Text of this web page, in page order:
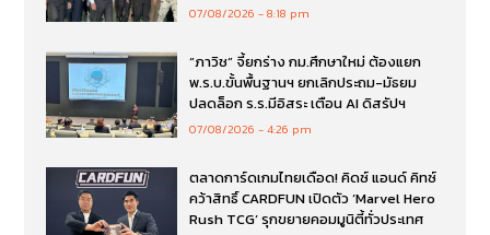
07/08/2026 8:18 pm
“ภาวิช” จี้ยกร่าง กม.ศึกษาใหม่ ต้องแยก
พ.ร.บ.ขั้นพื้นฐานฯ ยกเลิกประถม-มัธยม
ปลดล็อก ร.ร.มีอิสระ เตือน AI ดิสรัปฯ
07/08/2026 4:26 pm
ตลาดการ์ดเกมไทยเดือด! คิดซ์ แอนด์ คิทซ์
คว้าสิทธิ์ CARDFUN เปิดตัว ‘Marvel Hero
Rush TCG’ รุกขยายคอมมูนิตี้ทั่วประเทศ